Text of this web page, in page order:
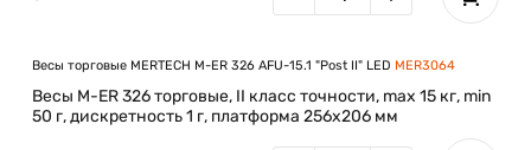
Устройство работает от сети. Для подзарядки
Весы торговые MERTECH M-ER 326 AFU-15.1 "Post II" LED MER3064
Весы M-ER 326 торговые, II класс точности, max 15 кг, min
50 г, дискретность 1 г, платформа 256х206 мм